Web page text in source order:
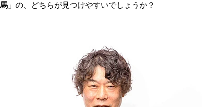
馬 」の、どちらが見つけやすいでしょうか？